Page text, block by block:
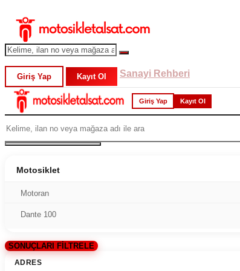
Giriş Yap Kayıt Ol Sanayi Rehberi
Giriş Yap Kayıt Ol
Motosiklet
Motoran
Dante 100
SONUÇLARI FİLTRELE
ADRES